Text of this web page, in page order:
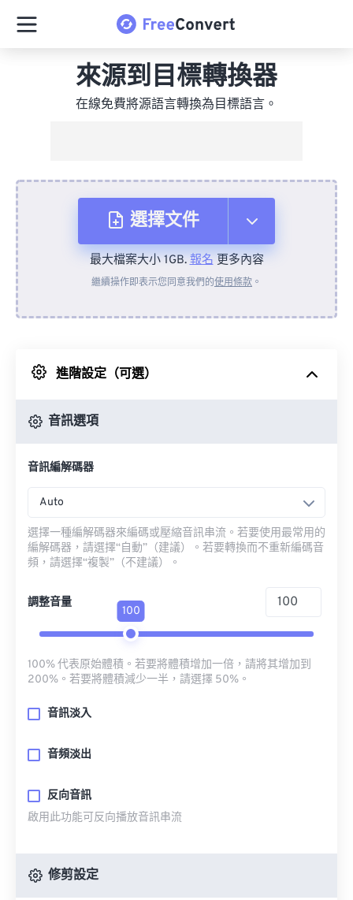
來源到目標轉換器
在線免費將源語言轉換為目標語言。
選擇文件
來自裝置
來自 Google 雲端硬碟
最大檔案大小 1GB.報名更多內容
繼續操作即表示您同意我們的使用條款 。
進階設定（可選）
音訊選項
音訊編解碼器
Auto
選擇一種編解碼器來編碼或壓縮音訊串流。若要使用最常用的
編解碼器，請選擇“自動”（建議）。若要轉換而不重新編碼音
頻，請選擇“複製”（不建議）。
調整音量
100
100% 代表原始體積。若要將體積增加一倍，請將其增加到
200%。若要將體積減少一半，請選擇 50%。
音訊淡入
音頻淡出
反向音訊
啟用此功能可反向播放音訊串流
修剪設定